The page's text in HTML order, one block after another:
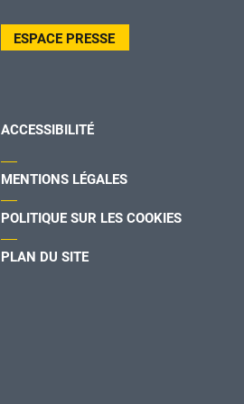
ESPACE PRESSE
ACCESSIBILITÉ
MENTIONS LÉGALES
POLITIQUE SUR LES COOKIES
PLAN DU SITE